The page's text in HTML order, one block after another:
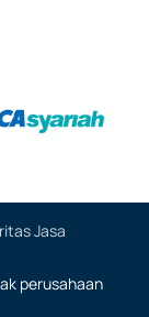
Jasa
perusahaan